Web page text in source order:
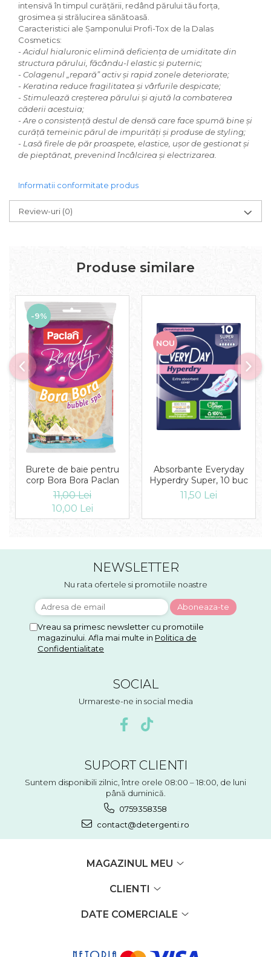
intensivă în timpul curățării, redând părului tău forța,
grosimea și strălucirea sănătoasă.
Caracteristici ale Șamponului Profi-Tox de la Dalas
Cosmetics:
- Acidul hialuronic elimină deficiența de umiditate din
structura părului, făcându-l elastic și puternic;
- Colagenul „repară” activ și rapid zonele deteriorate;
- Keratina reduce fragilitatea și vârfurile despicate;
- Stimulează creșterea părului și ajută la combaterea
căderii acestuia;
- Are o consistență destul de densă care face spumă bine și
curăță temeinic părul de impurități și produse de styling;
- Lasă firele de păr proaspete, elastice, ușor de gestionat și
de pieptănat, prevenind încâlcirea și electrizarea.
Informatii conformitate produs
Review-uri (0)
Produse similare
-9%
Burete de baie pentru
corp Bora Bora Paclan
11,00 Lei
10,00 Lei
NOU
Absorbante Everyday
Hyperdry Super, 10 buc
11,50 Lei
NEWSLETTER
Nu rata ofertele si promotiile noastre
Vreau sa primesc newsletter cu promotiile
magazinului. Afla mai multe in Politica de
Confidentialitate
SOCIAL
Urmareste-ne in social media
SUPORT CLIENTI
Suntem disponibili zilnic, între orele 08:00 – 18:00, de luni
până duminică.
0759358358
contact@detergenti.ro
MAGAZINUL MEU
CLIENTI
DATE COMERCIALE